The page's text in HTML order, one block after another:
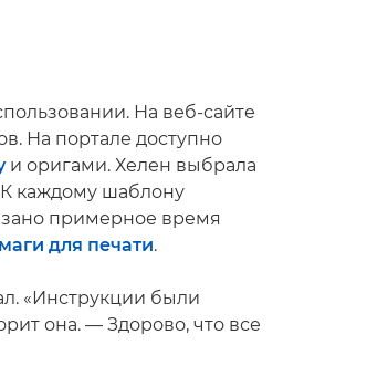
На веб-сайте
На портале доступно
и оригами. Хелен выбрала
К каждому шаблону
примерное время
для печати.
«Инструкции были
она. — Здорово, что все